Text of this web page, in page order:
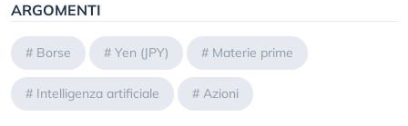
ARGOMENTI
# Borse # Yen (JPY) # Materie prime
# Intelligenza artificiale # Azioni